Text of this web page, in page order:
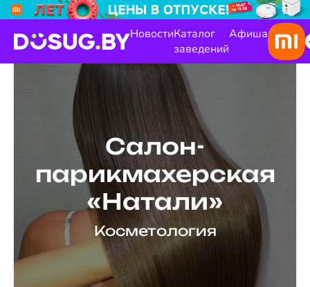
НовостиКаталог
заведений
Афиша
Салон-
парикмахерская
«Натали»
Косметология